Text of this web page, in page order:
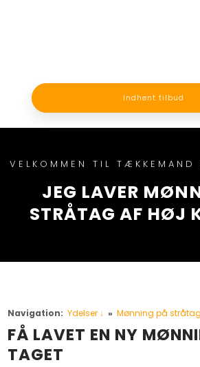
Indhent tilbud
VELKOMMEN TIL TÆKKEMAND
JEG LAVER
STRÅTAG AF HØJ
Navigation: Ydelser ↓ » Mønning på stråtag
FÅ LAVET EN NY
TAGET